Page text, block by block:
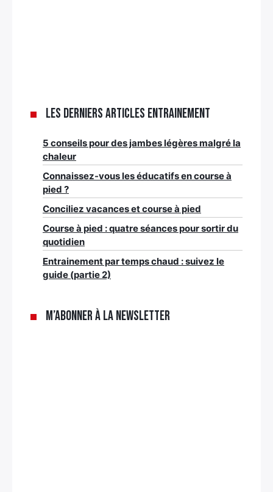
Les derniers articles Entrainement
5 conseils pour des jambes légères malgré la
chaleur
Connaissez-vous les éducatifs en course à
pied ?
Conciliez vacances et course à pied
Course à pied : quatre séances pour sortir du
quotidien
Entrainement par temps chaud : suivez le
guide (partie 2)
M’abonner à la newsletter